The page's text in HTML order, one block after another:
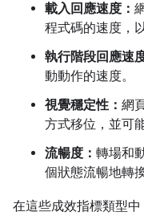
載入回應速度：
程式碼的速度，
執行階段回應速
動動作的速度。
視覺穩定性： 網
方式移位，並可
流暢度： 轉場和
個狀態流暢地轉
在這些成效指標類型